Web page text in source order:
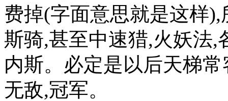
费掉(字面意思就是这样
斯骑,甚至中速猎,火妖法
内斯。必定是以后天梯
无敌,冠军。